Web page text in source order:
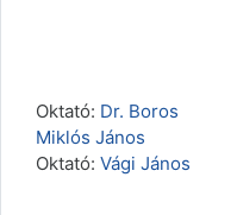
Oktató: Dr. Boros
Miklós János
Oktató: Vági János